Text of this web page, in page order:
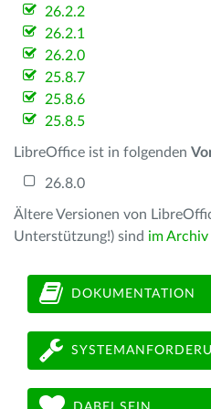
26.2.2
26.2.1
26.2.0
25.8.7
25.8.6
25.8.5
LibreOffice ist in folgenden
26.8.0
Ältere Versionen von
Unterstützung!) sind im Archiv
DOKUMENTATION